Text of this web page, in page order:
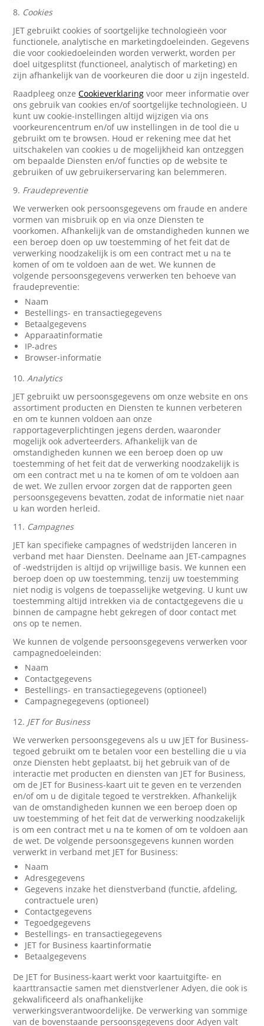
8. Cookies
JET gebruikt cookies of soortgelijke technologieën voor
functionele, analytische en marketingdoeleinden. Gegevens
die voor cookiedoeleinden worden verwerkt, worden per
doel uitgesplitst (functioneel, analytisch of marketing) en
zijn afhankelijk van de voorkeuren die door u zijn ingesteld.
Raadpleeg onzeCookieverklaring voor meer informatie over
ons gebruik van cookies en/of soortgelijke technologieën. U
kunt uw cookie-instellingen altijd wijzigen via ons
voorkeurencentrum en/of uw instellingen in de tool die u
gebruikt om te browsen. Houd er rekening mee dat het
uitschakelen van cookies u de mogelijkheid kan ontzeggen
om bepaalde Diensten en/of functies op de website te
gebruiken of uw gebruikerservaring kan belemmeren.
9. Fraudepreventie
We verwerken ook persoonsgegevens om fraude en andere
vormen van misbruik op en via onze Diensten te
voorkomen. Afhankelijk van de omstandigheden kunnen we
een beroep doen op uw toestemming of het feit dat de
verwerking noodzakelijk is om een contract met u na te
komen of om te voldoen aan de wet. We kunnen de
volgende persoonsgegevens verwerken ten behoeve van
fraudepreventie:
Naam
Bestellings- en transactiegegevens
Betaalgegevens
Apparaatinformatie
IP-adres
Browser-informatie
10.Analytics
JET gebruikt uw persoonsgegevens om onze website en ons
assortiment producten en Diensten te kunnen verbeteren
en om te kunnen voldoen aan onze
rapportageverplichtingen jegens derden, waaronder
mogelijk ook adverteerders. Afhankelijk van de
omstandigheden kunnen we een beroep doen op uw
toestemming of het feit dat de verwerking noodzakelijk is
om een contract met u na te komen of om te voldoen aan
de wet. We zullen ervoor zorgen dat de rapporten geen
persoonsgegevens bevatten, zodat de informatie niet naar
u kan worden herleid.
11. Campagnes
JET kan specifieke campagnes of wedstrijden lanceren in
verband met haar Diensten. Deelname aan JET-campagnes
of -wedstrijden is altijd op vrijwillige basis. We kunnen een
beroep doen op uw toestemming, tenzij uw toestemming
niet nodig is volgens de toepasselijke wetgeving. U kunt uw
toestemming altijd intrekken via de contactgegevens die u
binnen de campagne hebt gekregen of door contact met
ons op te nemen.
We kunnen de volgende persoonsgegevens verwerken voor
campagnedoeleinden:
Naam
Contactgegevens
Bestellings- en transactiegegevens (optioneel)
Campagnegegevens (optioneel)
12. JET for Business
We verwerken persoonsgegevens als u uw JET for Business-
tegoed gebruikt om te betalen voor een bestelling die u via
onze Diensten hebt geplaatst, bij het gebruik van of de
interactie met producten en diensten van JET for Business,
om de JET for Business-kaart uit te geven en te verzenden
en/of om u de digitale tegoed te verstrekken. Afhankelijk
van de omstandigheden kunnen we een beroep doen op
uw toestemming of het feit dat de verwerking noodzakelijk
is om een contract met u na te komen of om te voldoen aan
de wet. De volgende persoonsgegevens kunnen worden
verwerkt in verband met JET for Business:
Naam
Adresgegevens
Gegevens inzake het dienstverband (functie, afdeling,
contractuele uren)
Contactgegevens
Tegoedgegevens
Bestellings- en transactiegegevens
JET for Business kaartinformatie
Betaalgegevens
De JET for Business-kaart werkt voor kaartuitgifte- en
kaarttransactie samen met dienstverlener Adyen, die ook is
gekwalificeerd als onafhankelijke
verwerkingsverantwoordelijke. De verwerking van sommige
van de bovenstaande persoonsgegevens door Adyen valt